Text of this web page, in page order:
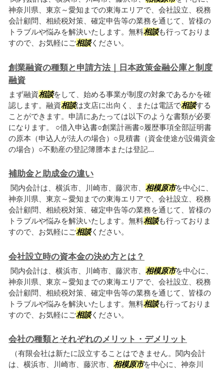
神奈川県、東京～愛知までの東海エリアで、会社設立、税務
会計顧問、相続税対策、確定申告等の業務を通じて、皆様の
トラブルや悩みを解決いたします。無料相談も行っておりま
すので、お気軽にご相談ください。
創業融資の種類と申請方法｜日本政策金融公庫と制度
融資
まず融資相談をして、始める事業が制度の対象であるかを確
認します。融資相談は支店に出向く、または電話で相談する
ことができます。申請にあたっては以下のような書類が必要
になります。 ○借入申込書○創業計画書○履歴事項全部証明書
の原本（申込人が法人の場合）○見積書（資金使途が設備資金
の場合）○不動産の登記簿謄本または登記...
補助金と助成金の違い
関内会計は、横浜市、川崎市、藤沢市、 相模原市を中心に、
神奈川県、東京～愛知までの東海エリアで、会社設立、税務
会計顧問、相続税対策、確定申告等の業務を通じて、皆様の
トラブルや悩みを解決いたします。無料相談も行っておりま
すので、お気軽にご相談ください。
会社設立時の資本金の決め方とは？
関内会計は、横浜市、川崎市、藤沢市、 相模原市を中心に、
神奈川県、東京～愛知までの東海エリアで、会社設立、税務
会計顧問、相続税対策、確定申告等の業務を通じて、皆様の
トラブルや悩みを解決いたします。無料相談も行っておりま
すので、お気軽にご相談ください。
会社の種類とそれぞれのメリット・デメリット
（有限会社は新たに設立することはできません。関内会計
は、横浜市、川崎市、藤沢市、 相模原市を中心に、神奈川